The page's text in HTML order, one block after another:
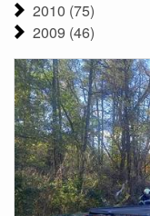
2010 (75)
2009 (46)